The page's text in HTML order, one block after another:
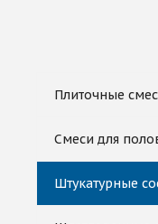
Плиточные
Смеси для
Штукатурные